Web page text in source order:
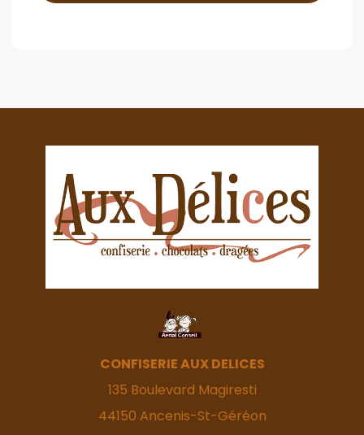
CONFISERIE AUX DELICES
135 Boulevard Magiresti
44150 Ancenis-St-Géréon